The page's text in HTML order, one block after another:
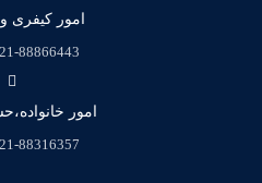
امور کیفری
88866443 (98+)
امور
88316357 (98+)